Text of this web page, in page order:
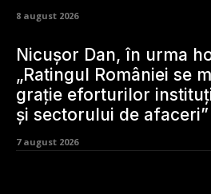
8 august 2026
Nicușor Dan, în urma
„Ratingul României se
grație eforturilor
și sectorului de afaceri”
7 august 2026